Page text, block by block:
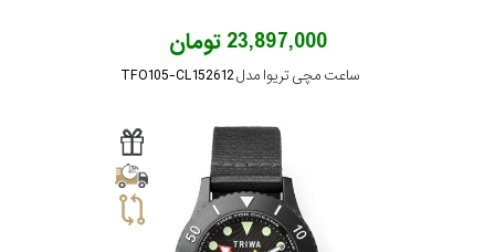
23,897,000 تومان
ساعت مچی تریوا مدل TFO105-CL152612